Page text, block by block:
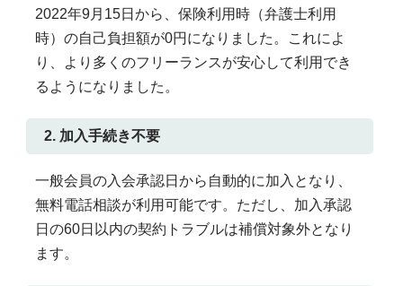
2022年9月15日から、保険利用時（弁護士利用
時）の自己負担額が0円になりました。これによ
り、より多くのフリーランスが安心して利用でき
るようになりました。
2. 加入手続き不要
一般会員の入会承認日から自動的に加入となり、
無料電話相談が利用可能です。ただし、加入承認
日の60日以内の契約トラブルは補償対象外となり
ます。